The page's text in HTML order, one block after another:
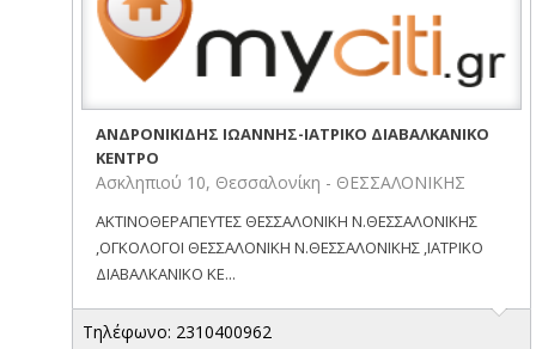
ΑΝΔΡΟΝΙΚΙΔΗΣ ΙΩΑΝΝΗΣ-ΙΑΤΡΙΚΟ ΔΙΑΒΑΛΚΑΝΙΚΟ
ΚΕΝΤΡΟ
Ασκληπιού 10, Θεσσαλονίκη - ΘΕΣΣΑΛΟΝΙΚΗΣ
ΑΚΤΙΝΟΘΕΡΑΠΕΥΤΕΣ ΘΕΣΣΑΛΟΝΙΚΗ Ν.ΘΕΣΣΑΛΟΝΙΚΗΣ
,ΟΓΚΟΛΟΓΟΙ ΘΕΣΣΑΛΟΝΙΚΗ Ν.ΘΕΣΣΑΛΟΝΙΚΗΣ ,ΙΑΤΡΙΚΟ
ΔΙΑΒΑΛΚΑΝΙΚΟ ΚΕ...
Τηλέφωνο: 2310400962